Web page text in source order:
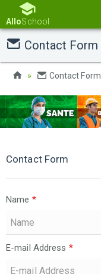
AlloSchool
Contact Form
Contact Form
Contact Form
Name *
E-mail Address *